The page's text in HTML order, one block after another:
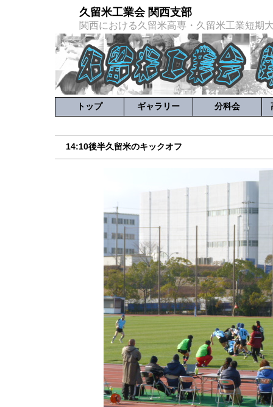
久留米工業会 関西支部
関西における久留米高専・久留米工業短期
トップ ギャラリー 分科会
14:10後半久留米のキックオフ